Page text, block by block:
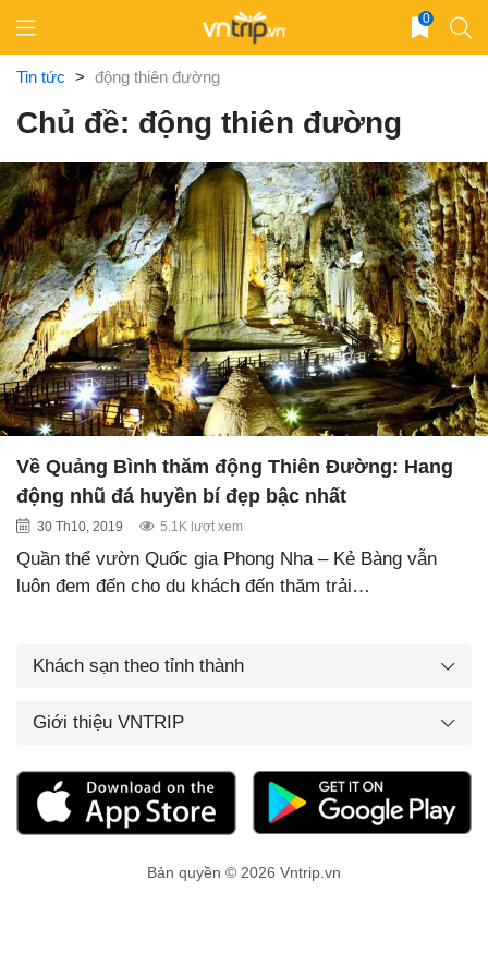
content
0
Tin tức > động thiên đường
Chủ đề: động thiên đường
Về Quảng Bình thăm động Thiên Đường: Hang
động nhũ đá huyền bí đẹp bậc nhất
30 Th10, 2019 5.1K lượt xem
Quần thể vườn Quốc gia Phong Nha – Kẻ Bàng vẫn
luôn đem đến cho du khách đến thăm trải…
Khách sạn theo tỉnh thành
Giới thiệu VNTRIP
Bản quyền © 2026 Vntrip.vn